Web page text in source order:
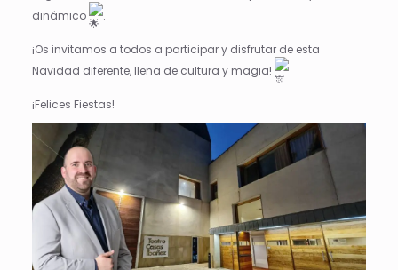
dinámico
¡Os invitamos a todos a participar y disfrutar de esta
Navidad diferente, llena de cultura y magia!
¡Felices Fiestas!